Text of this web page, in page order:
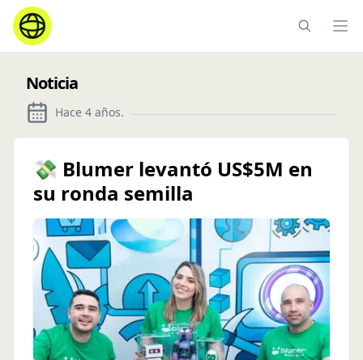
Noticia
Hace 4 años.
💸 Blumer levantó US$5M en
su ronda semilla